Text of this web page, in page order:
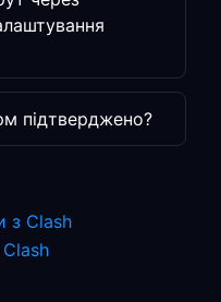
підтверджено?
з Clash